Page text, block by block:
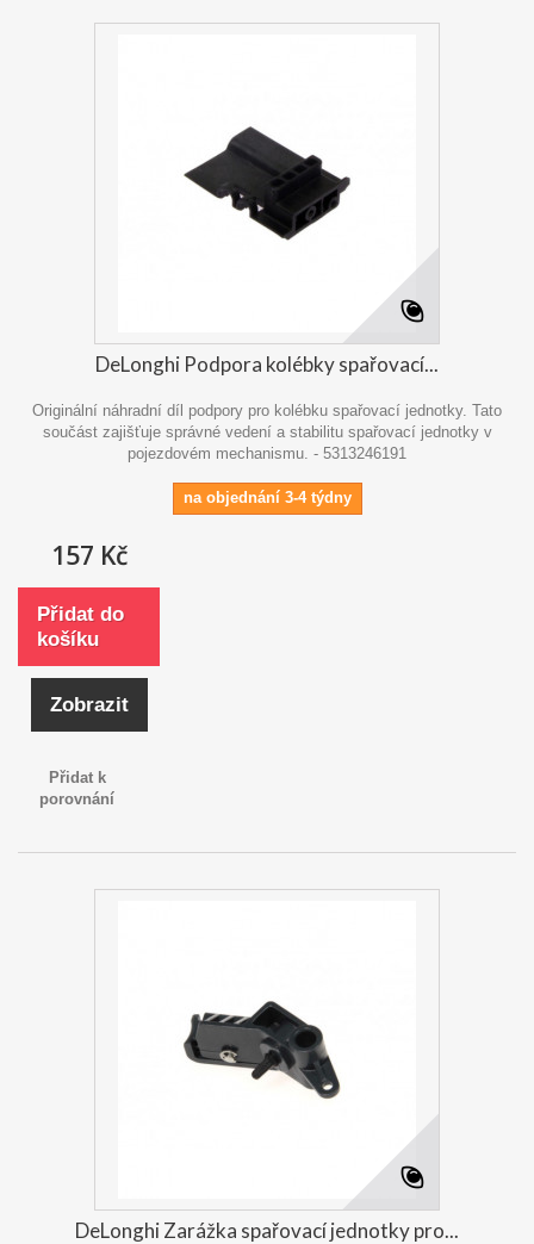
DeLonghi Podpora kolébky spařovací...
Originální náhradní díl podpory pro kolébku spařovací jednotky. Tato
součást zajišťuje správné vedení a stabilitu spařovací jednotky v
pojezdovém mechanismu. - 5313246191
na objednání 3-4 týdny
157 Kč
Přidat do
košíku
Zobrazit
Přidat k
porovnání
DeLonghi Zarážka spařovací jednotky pro...